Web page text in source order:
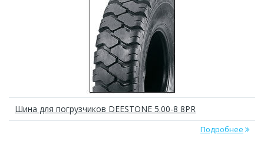
Шина для погрузчиков DEESTONE 5.00-8 8PR
Подробнее